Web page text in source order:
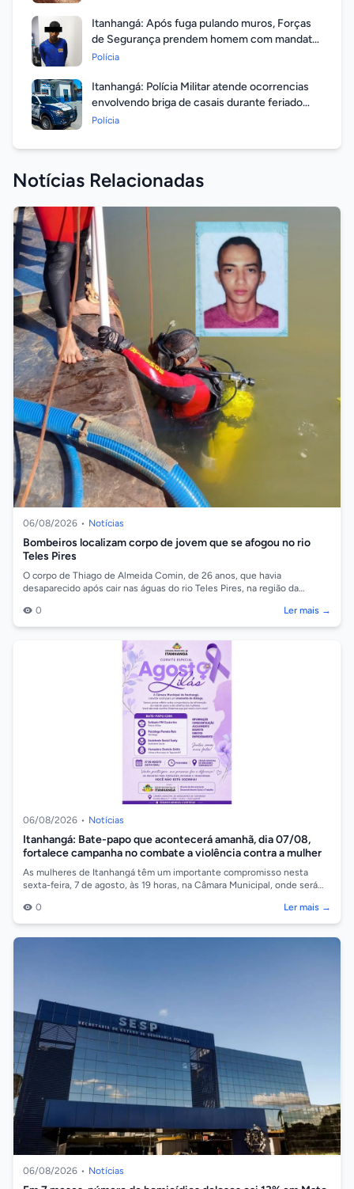
Itanhangá: Após fuga pulando muros, Forças
de Segurança prendem homem com mandato
em aberto por homicídio
Polícia
Itanhangá: Polícia Militar atende ocorrencias
envolvendo briga de casais durante feriado
prolongado
Polícia
Notícias Relacionadas
06/08/2026 • Notícias
Bombeiros localizam corpo de jovem que se afogou no rio
Teles Pires
O corpo de Thiago de Almeida Comin, de 26 anos, que havia
desaparecido após cair nas águas do rio Teles Pires, na região da
0
Ler mais →
06/08/2026 • Notícias
Itanhangá: Bate-papo que acontecerá amanhã, dia 07/08,
fortalece campanha no combate a violência contra a mulher
As mulheres de Itanhangá têm um importante compromisso nesta
sexta-feira, 7 de agosto, às 19 horas, na Câmara Municipal, onde será
0
Ler mais →
06/08/2026 • Notícias